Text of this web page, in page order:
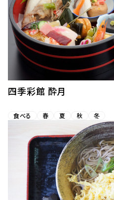
四季彩館 酔月
食べる 春 夏 秋 冬